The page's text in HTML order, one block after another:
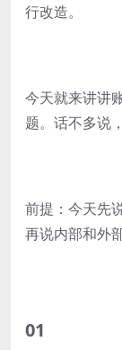
行改造。
今天就来讲讲
题。话不多说
前提：今天先
再说内部和外
01